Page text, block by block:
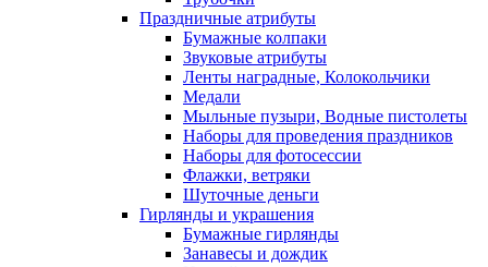
Праздничные атрибуты
Бумажные колпаки
Звуковые атрибуты
Ленты наградные, Колокольчики
Медали
Мыльные пузыри, Водные пистолеты
Наборы для проведения праздников
Наборы для фотосессии
Флажки, ветряки
Шуточные деньги
Гирлянды и украшения
Бумажные гирлянды
Занавесы и дождик